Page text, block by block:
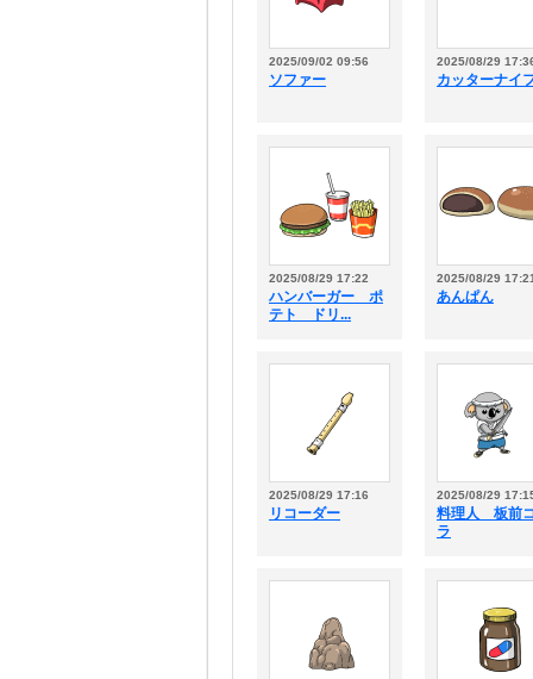
2025/09/02 09:56
ソファー
2025/08/29
カッターナイ
2025/08/29 17:22
ハンバーガー ポ
テト ドリ...
2025/08/29
あんぱん
2025/08/29 17:16
リコーダー
2025/08/29
料理人 板前
ラ